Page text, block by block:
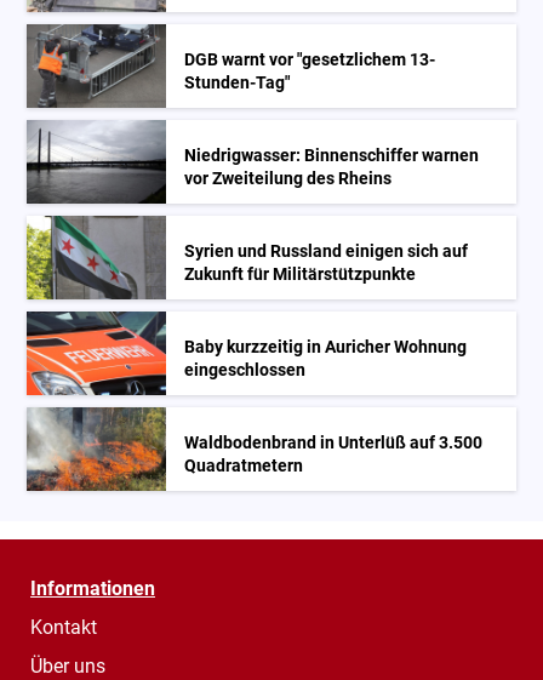
DGB warnt vor "gesetzlichem 13-
Stunden-Tag"
Niedrigwasser: Binnenschiffer warnen
vor Zweiteilung des Rheins
Syrien und Russland einigen sich auf
Zukunft für Militärstützpunkte
Baby kurzzeitig in Auricher Wohnung
eingeschlossen
Waldbodenbrand in Unterlüß auf 3.500
Quadratmetern
Informationen
Kontakt
Über uns